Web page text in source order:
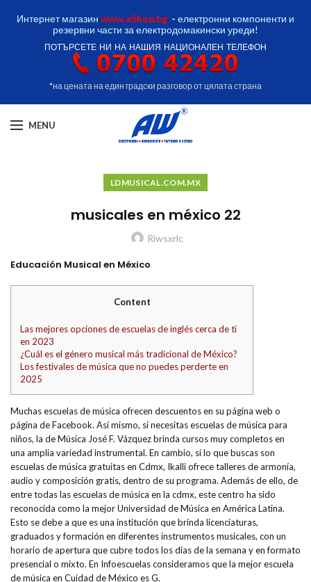
Интернет магазин www.aShop.bg - електронни компоненти и
резервни части за електродомакински уреди!
ПОТЪРСЕТЕ НИ НА НАШИЯ НАЦИОНАЛЕН ТЕЛЕФОН
*на цената на един градски разговор от цялата страна
MENU
LDMUSICAL.COM.MX
musicales en méxico 22
Riwsxrlc
Educación Musical en México
Content
Las mejores opciones de escuelas de inglés cerca de ti
en 2023
¿Cuál es el género musical más tradicional de México?
Los festivales de música que no puedes perderte en
2025
Muchas escuelas de música ofrecen descuentos en su página web o
página de Facebook. Así mismo, si necesitas escuelas de música para
niños, la de Música José F. Vázquez brinda cursos muy completos en
una amplia variedad instrumental. En cambio, si lo que buscas son
escuelas de música gratuitas en Cdmx, Ikalli ofrece talleres de armonía,
audio y composición gratis, dentro de su programa. Además de ello, de
entre todas las escuelas de música en la cdmx, este centro ha sido
reconocida como la mejor Universidad de Música en América Latina.
Esto se debe a que es una institución que brinda licenciaturas,
graduados y formación en diferentes instrumentos musicales, con un
horario de apertura que cubre todos los días de la semana y en formato
presencial o mixto. En Infoescuelas consideramos que la mejor escuela
de música en Cuidad de México es G.